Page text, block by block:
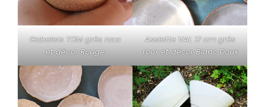
Gobelets TOM grès roux
et décor Rouge
Assiette VAL 17 cm grès
roux et décor Blanc Doux